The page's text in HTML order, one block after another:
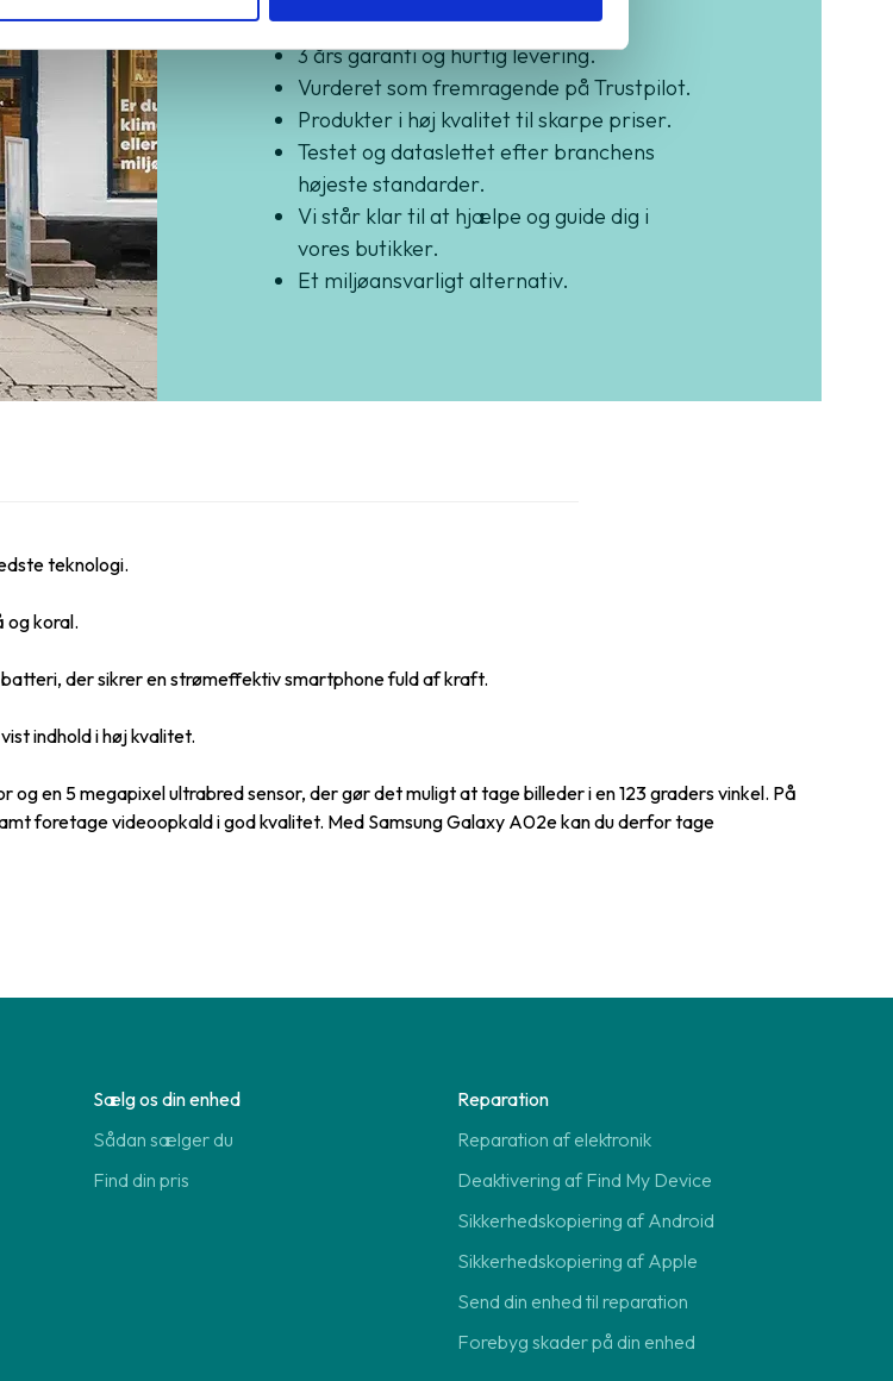
3 års garanti og hurtig levering.
Vurderet som fremragende på Trustpilot.
Produkter i høj kvalitet til skarpe priser.
Testet og dataslettet efter branchens
højeste standarder.
Vi står klar til at hjælpe og guide dig i
vores butikker.
Et miljøansvarligt alternativ.
teknologi.
og koral.
der sikrer en strømeffektiv smartphone fuld af kraft.
indhold i høj kvalitet.
en 5 megapixel ultrabred sensor, der gør det muligt at tage billeder i en 123 graders vinkel. På
foretage videoopkald i god kvalitet. Med Samsung Galaxy A02e kan du derfor tage
Sælg os din enhed
Sådan sælger du
Find din pris
Reparation
Reparation af elektronik
Deaktivering af Find My Device
Sikkerhedskopiering af Android
Sikkerhedskopiering af Apple
Send din enhed til reparation
Forebyg skader på din enhed